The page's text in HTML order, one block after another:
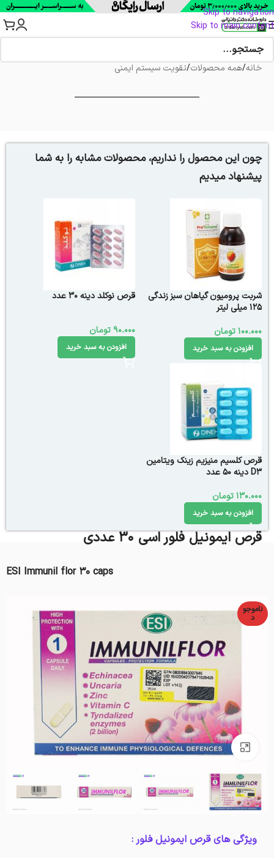
Skip to navigation
Skip to main content
خانه/همه محصولات/تقویت سیستم ایمنی
چون این محصول را نداریم، محصولات مشابه را به شما
پیشنهاد میدیم
شربت پرومیون گیاهان سبز زندگی
125 میلی لیتر
100.000تومان
افزودن به سبد خرید
قرص نوکلد دینه 30 عدد
90.000 تومان
افزودن به سبد خرید
قرص کلسیم منیزیم زینک ویتامین
D3 دینه 50 عدد
130.000تومان
افزودن به سبد خرید
قرص ایمونیل فلور اسی 30 عددی
ESI Immunil flor 30 caps
ناموجو
د
بزرگنمایی تصویر
ویژگی های قرص ایمونیل فلور :